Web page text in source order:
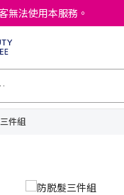
無法使用本服務。
件組